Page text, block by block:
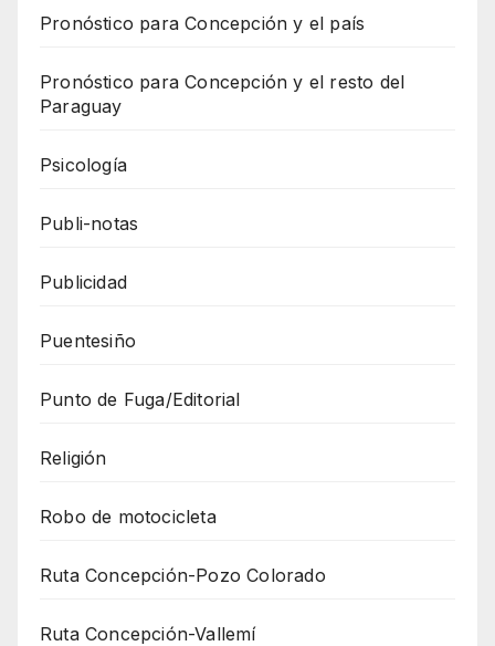
Pronóstico para Concepción y el país
Pronóstico para Concepción y el resto del
Paraguay
Psicología
Publi-notas
Publicidad
Puentesiño
Punto de Fuga/Editorial
Religión
Robo de motocicleta
Ruta Concepción-Pozo Colorado
Ruta Concepción-Vallemí